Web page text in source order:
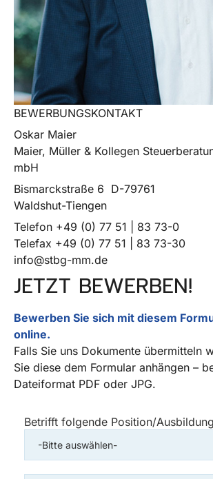
BEWERBUNGSKONTAKT
Oskar Maier
Maier, Müller & Kollegen
mbH
Bismarckstraße 6 D-79761
Waldshut-Tiengen
Telefon +49 (0) 77 51 | 83 73-0
Telefax +49 (0) 77 51 | 83 73-30
info@stbg-mm.de
JETZT BEWERBEN!
Bewerben Sie sich mit diesem
online.
Falls Sie uns Dokumente übermitteln
Sie diese dem Formular anhängen –
Dateiformat PDF oder JPG.
Betrifft folgende Position/